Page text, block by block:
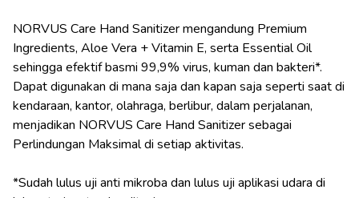
NORVUS Care Hand Sanitizer mengandung Premium
Ingredients, Aloe Vera + Vitamin E, serta Essential Oil
sehingga efektif basmi 99,9% virus, kuman dan bakteri*.
Dapat digunakan di mana saja dan kapan saja seperti saat di
kendaraan, kantor, olahraga, berlibur, dalam perjalanan,
menjadikan NORVUS Care Hand Sanitizer sebagai
Perlindungan Maksimal di setiap aktivitas.
*Sudah lulus uji anti mikroba dan lulus uji aplikasi udara di